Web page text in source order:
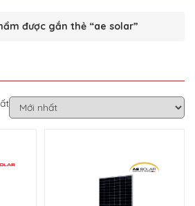
được gắn thẻ “ae solar”